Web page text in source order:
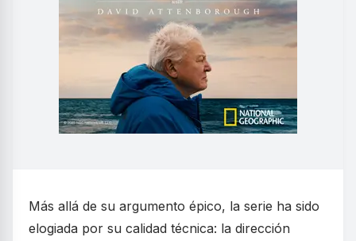
Más allá de su argumento épico, la serie ha sido
elogiada por su calidad técnica: la dirección